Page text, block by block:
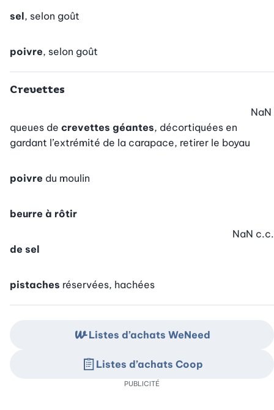
sel, selon goût
poivre, selon goût
Crevettes
queues de crevettes géantes, décortiquées en
gardant l’extrémité de la carapace, retirer le boyau
NaN
poivre du moulin
beurre à rôtir
de sel
NaN c.c.
pistaches réservées, hachées
Listes d’achats WeNeed
Listes d’achats Coop
PUBLICITÉ